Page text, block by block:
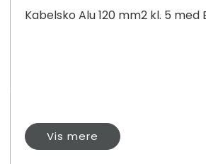
Kabelsko Alu 120 mm2 kl. 5 med
Vis mere